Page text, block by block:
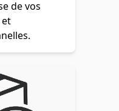
de vos
et